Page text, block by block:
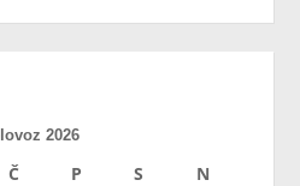
2026
Č P S N